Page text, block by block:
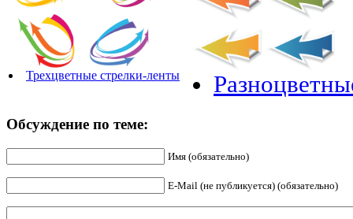
Трехцветные стрелки-ленты
Обсуждение по теме:
Имя (обязательно)
E-Mail (не публикуется) (обязательно)